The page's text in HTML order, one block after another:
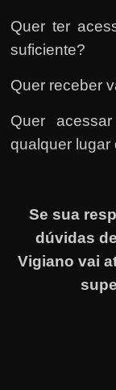
Quer ter
suficiente?
Quer receber
Quer
qualquer lugar
Se sua
dúvidas
Vigiano vai